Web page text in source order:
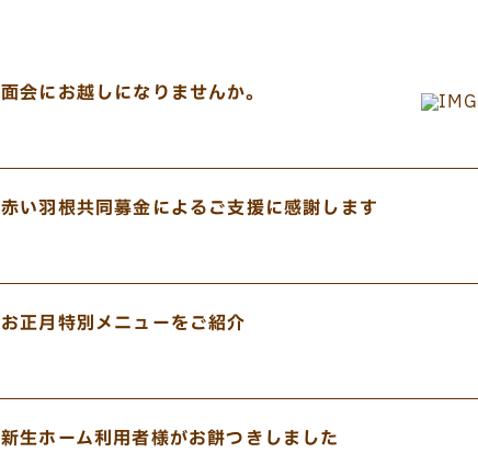
面会にお越しになりませんか。
赤い羽根共同募金によるご支援に感謝します
お正月特別メニューをご紹介
新生ホーム利用者様がお餅つきしました